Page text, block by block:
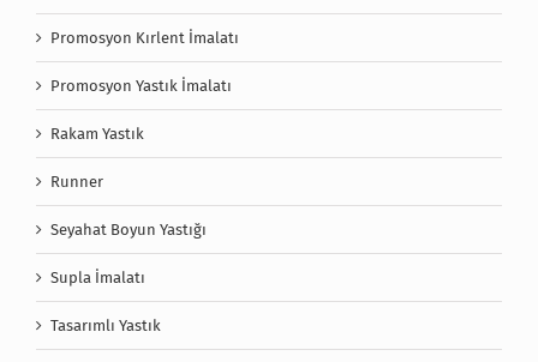
Promosyon Kırlent İmalatı
Promosyon Yastık İmalatı
Rakam Yastık
Runner
Seyahat Boyun Yastığı
Supla İmalatı
Tasarımlı Yastık